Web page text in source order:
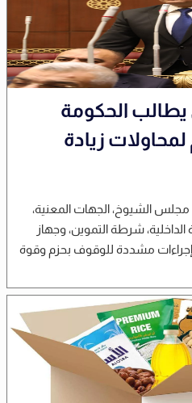
يطالب الحكومة
زيادة
الشيوخ، الجهات المعنية،
الداخلية، شرطة التموين، وجهاز
إجراءات مشددة للوقوف بحزم وقوة